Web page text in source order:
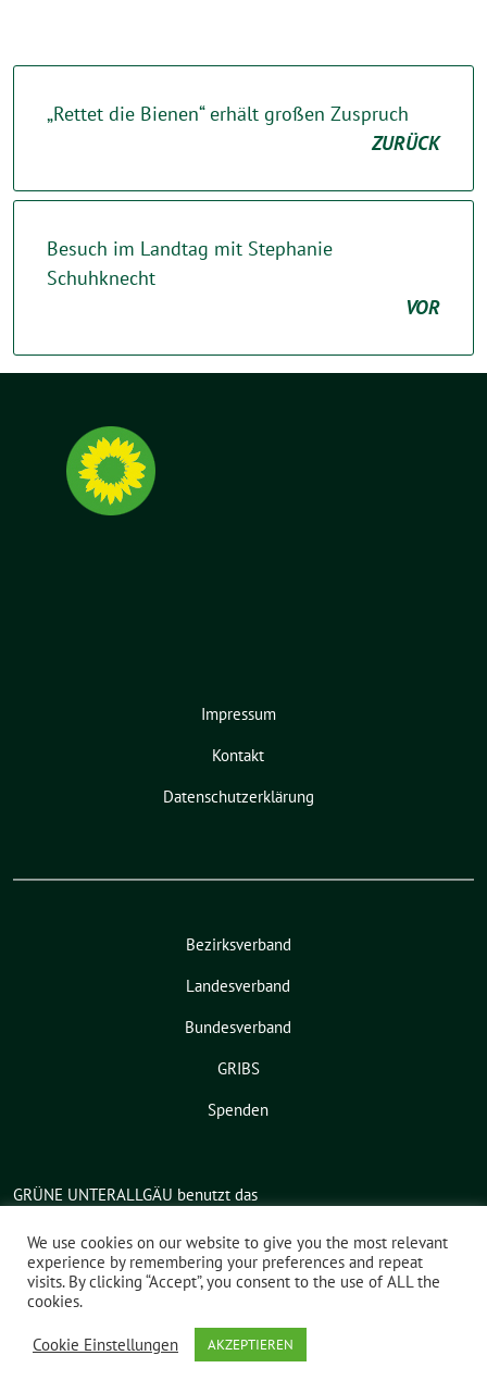
„Rettet die Bienen“ erhält großen Zuspruch
ZURÜCK
Besuch im Landtag mit Stephanie
Schuhknecht
VOR
Impressum
Kontakt
Datenschutzerklärung
Bezirksverband
Landesverband
Bundesverband
GRIBS
Spenden
GRÜNE UNTERALLGÄU benutzt das
Angebot derverdigado eG.
We use cookies on our website to give you the most relevant
experience by remembering your preferences and repeat
visits. By clicking “Accept”, you consent to the use of ALL the
cookies.
Cookie Einstellungen AKZEPTIEREN